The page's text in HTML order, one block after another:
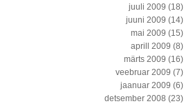
juuli 2009 (18)
juuni 2009 (14)
mai 2009 (15)
aprill 2009 (8)
märts 2009 (16)
veebruar 2009 (7)
jaanuar 2009 (6)
detsember 2008 (23)